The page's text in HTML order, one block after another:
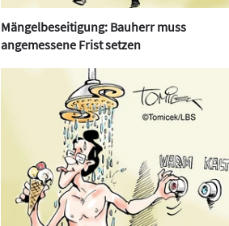
Mängelbeseitigung: Bauherr muss
angemessene Frist setzen